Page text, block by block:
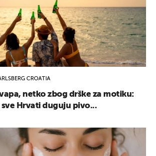
CROATIA
netko zbog drške za motiku:
sve Hrvati duguju pivo...